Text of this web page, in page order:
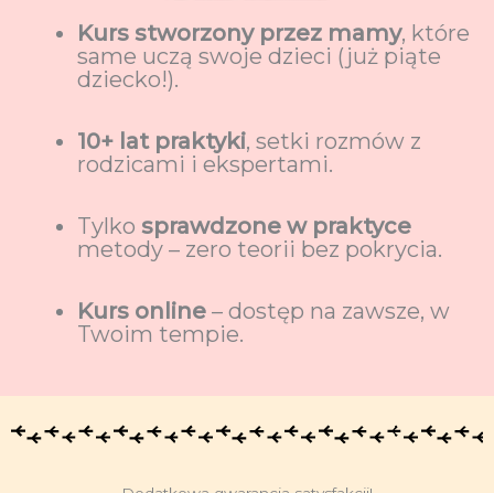
Kurs stworzony przez mamy, które
same uczą swoje dzieci (już piąte
dziecko!).
10+ lat praktyki, setki rozmów z
rodzicami i ekspertami.
Tylko sprawdzone w praktyce
metody – zero teorii bez pokrycia.
Kurs online – dostęp na zawsze, w
Twoim tempie.